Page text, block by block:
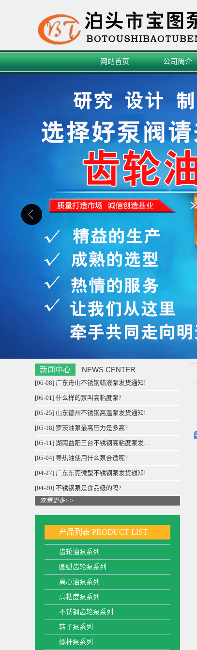
网站首页 公司简介
新闻中心 NEWS CENTER
[06-08] 广东舟山不锈钢蜡液泵发货通知!
[06-01] 什么样的泵叫高粘度泵?
[05-25] 山东德州不锈钢高温泵发货通知!
[05-18] 罗茨油泵最高压力是多高?
[05-11] 湖南益阳三台不锈钢高粘度泵发…
[05-04] 导热油使用什么泵合适呢?
[04-27] 广东东莞微型不锈钢泵发货通知!
[04-20] 不锈钢泵是食品级的吗?
查看更多>>
产品列表 PRODUCT LIST
齿轮油泵系列
圆弧齿轮泵系列
离心油泵系列
高粘度泵系列
不锈钢齿轮泵系列
转子泵系列
螺杆泵系列